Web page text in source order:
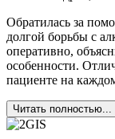
Обратилась за
долгой борьбы с
оперативно,
особенности.
пациенте на
Читать полностью...